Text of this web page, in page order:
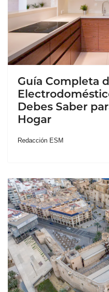
Guía Completa
Debes Saber
Hogar
Redacción ESM